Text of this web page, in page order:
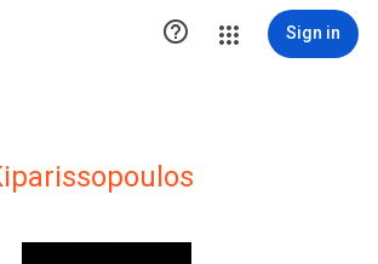
 Sign in